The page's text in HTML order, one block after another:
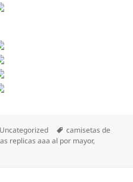
Categorías
Uncategorized Etiquetas
camisetas de
replicas aaa al por mayor,